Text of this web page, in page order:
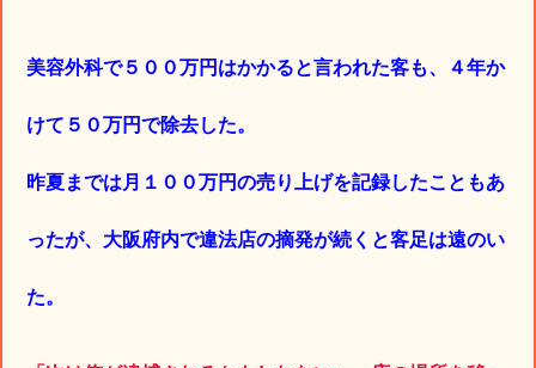
美容外科で５００万円はかかると言われた客も、４年か
けて５０万円で除去した。
昨夏までは月１００万円の売り上げを記録したこともあ
ったが、大阪府内で違法店の摘発が続くと客足は遠のい
た。